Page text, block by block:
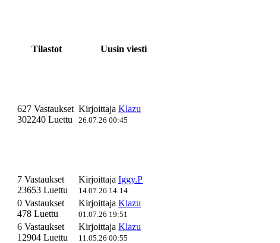
Tilastot
Uusin viesti
627 Vastaukset
302240 Luettu
Kirjoittaja Klazu
26.07.26 00:45
7 Vastaukset
23653 Luettu
Kirjoittaja Iggy.P
14.07.26 14:14
0 Vastaukset
478 Luettu
Kirjoittaja Klazu
01.07.26 19:51
6 Vastaukset
12904 Luettu
Kirjoittaja Klazu
11.05.26 00:55